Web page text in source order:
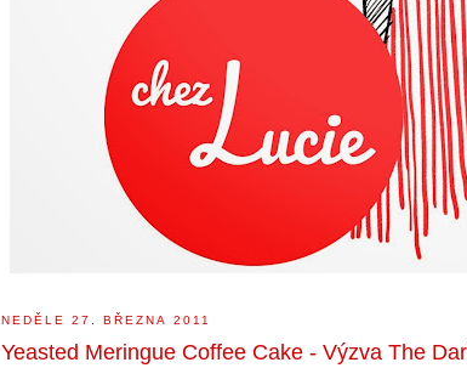
NEDĚLE 27. BŘEZNA 2011
Yeasted Meringue Coffee Cake - Výzva The